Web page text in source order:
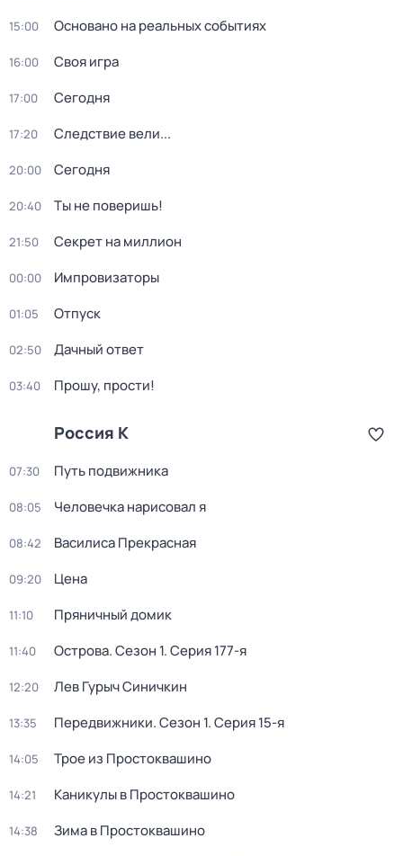
15:00 Основано на реальных событиях
16:00 Своя игра
17:00 Сегодня
17:20 Следствие вели...
20:00 Сегодня
20:40 Ты не поверишь!
21:50 Секрет на миллион
00:00 Импровизаторы
01:05 Отпуск
02:50 Дачный ответ
03:40 Прошу, прости!
Россия К
07:30 Путь подвижника
08:05 Человечка нарисовал я
08:42 Василиса Прекрасная
09:20 Цена
11:10 Пряничный домик
11:40 Острова. Сезон 1. Серия 177-я
12:20 Лев Гурыч Синичкин
13:35 Передвижники. Сезон 1. Серия 15-я
14:05 Трое из Простоквашино
14:21 Каникулы в Простоквашино
14:38 Зима в Простоквашино